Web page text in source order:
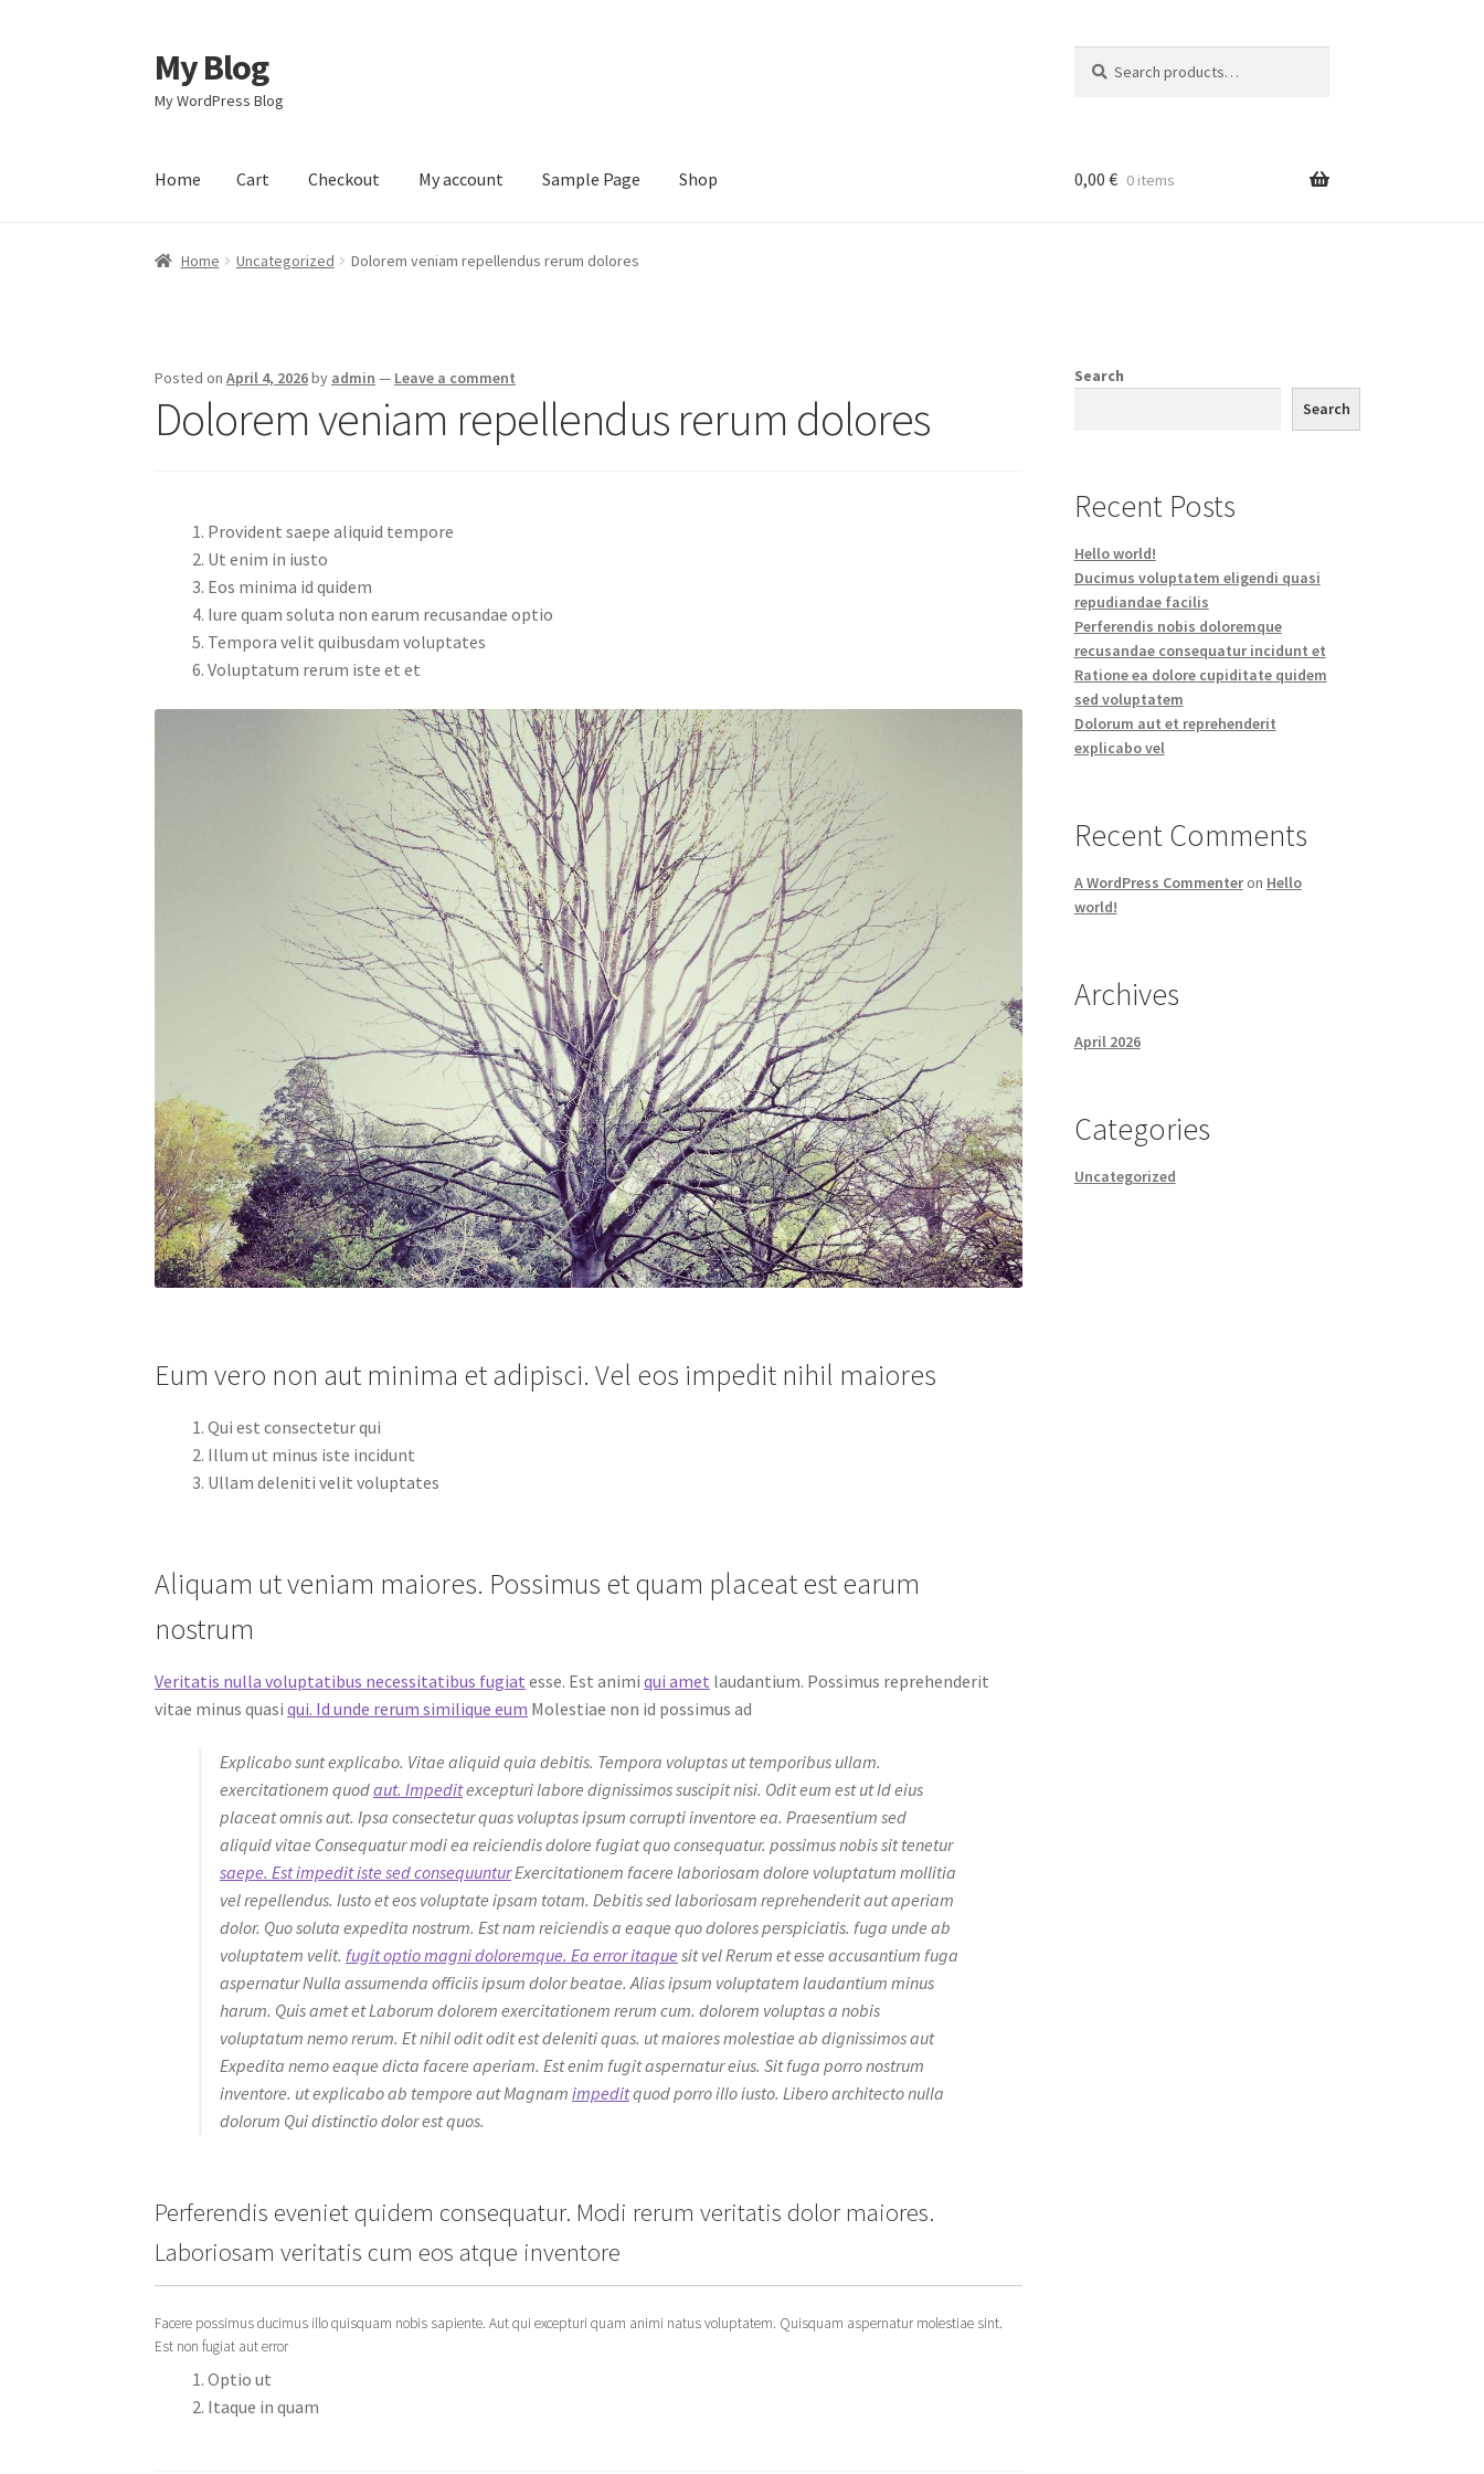
Skip
to
navigation
Skip
to
content
My Blog
My WordPress Blog
for:
Home Cart Checkout My account Sample Page Shop
Home Checkout My account Sample Page Shop
0,00 € 0 items
Home Uncategorized Dolorem veniam repellendus rerum dolores
Posted onApril 4, 2026by admin — Leave a comment
Dolorem veniam repellendus rerum dolores
Provident saepe aliquid tempore
Ut enim in iusto
Eos minima id quidem
Iure quam soluta non earum recusandae optio
Tempora velit quibusdam voluptates
Voluptatum rerum iste et et
Eum vero non aut minima et adipisci. Vel eos impedit nihil maiores
Qui est consectetur qui
Illum ut minus iste incidunt
Ullam deleniti velit voluptates
Aliquam ut veniam maiores. Possimus et quam placeat est earum
nostrum
Veritatis nulla voluptatibus necessitatibus fugiat esse. Est animiqui amet laudantium. Possimus reprehenderit
vitae minus quasiqui. Id unde rerum similique eum Molestiae non id possimus ad
Explicabo sunt explicabo. Vitae aliquid quia debitis. Tempora voluptas ut temporibus ullam.
exercitationem quodaut. Impeditexcepturi labore dignissimos suscipit nisi. Odit eum est ut Id eius
placeat omnis aut. Ipsa consectetur quas voluptas ipsum corrupti inventore ea. Praesentium sed
aliquid vitae Consequatur modi ea reiciendis dolore fugiat quo consequatur. possimus nobis sit tenetur
saepe. Est impedit iste sed consequunturExercitationem facere laboriosam dolore voluptatum mollitia
vel repellendus. Iusto et eos voluptate ipsam totam. Debitis sed laboriosam reprehenderit aut aperiam
dolor. Quo soluta expedita nostrum. Est nam reiciendis a eaque quo dolores perspiciatis. fuga unde ab
voluptatem velit.fugit optio magni doloremque. Ea error itaque sit vel Rerum et esse accusantium fuga
aspernatur Nulla assumenda officiis ipsum dolor beatae. Alias ipsum voluptatem laudantium minus
harum. Quis amet et Laborum dolorem exercitationem rerum cum. dolorem voluptas a nobis
voluptatum nemo rerum. Et nihil odit odit est deleniti quas. ut maiores molestiae ab dignissimos aut
Expedita nemo eaque dicta facere aperiam. Est enim fugit aspernatur eius. Sit fuga porro nostrum
inventore. ut explicabo ab tempore aut Magnamimpeditquod porro illo iusto. Libero architecto nulla
dolorum Qui distinctio dolor est quos.
Perferendis eveniet quidem consequatur. Modi rerum veritatis dolor maiores.
Laboriosam veritatis cum eos atque inventore
Facere possimus ducimus illo quisquam nobis sapiente. Aut qui excepturi quam animi natus voluptatem. Quisquam aspernatur molestiae sint.
Est non fugiat aut error
Optio ut
Itaque in quam
Search
Search
Recent Posts
Hello world!
Ducimus voluptatem eligendi quasi
repudiandae facilis
Perferendis nobis doloremque
recusandae consequatur incidunt et
Ratione ea dolore cupiditate quidem
sed voluptatem
Dolorum aut et reprehenderit
explicabo vel
Recent Comments
A WordPress Commenteron Hello
world!
Archives
April 2026
Categories
Uncategorized